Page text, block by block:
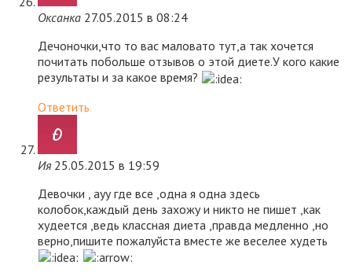
Оксанка 27.05.2015 в 08:24
Дечоночки,что то вас маловато тут,а так хочется
почитать побольше отзывов о этой диете.У кого какие
результаты и за какое время?
Ответить
Ия 25.05.2015 в 19:59
Девочки , ауу где все ,одна я одна здесь
колобок,каждый день захожу и никто не пишет ,как
худеется ,ведь классная диета ,правда медленно ,но
верно,пишите пожалуйста вместе же веселее худеть